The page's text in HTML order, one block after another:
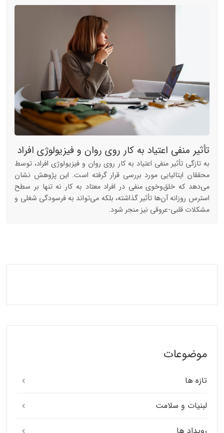
تأثیر منفی اعتیاد به کار روی روان و فیزیولوژی افراد
به تازگی تأثیر منفی اعتیاد به کار روی روان و فیزیولوژی افراد، توسط
محققان ایتالیایی مورد بررسی قرار گرفته است. این پژوهش نشان
می‌دهد که خلق‌وخوی منفی در افراد معتاد به کار نه تنها بر سطح
استرس روزانه آن‌ها تأثیر گذاشته، بلکه می‌تواند به فرسودگی شغلی و
مشکلات قلبی-عروقی نیز منجر شود.
موضوعات
تازه ها
لبنیات و سلامت